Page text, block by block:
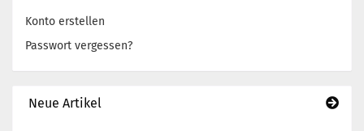
Konto erstellen
Passwort vergessen?
Neue Artikel